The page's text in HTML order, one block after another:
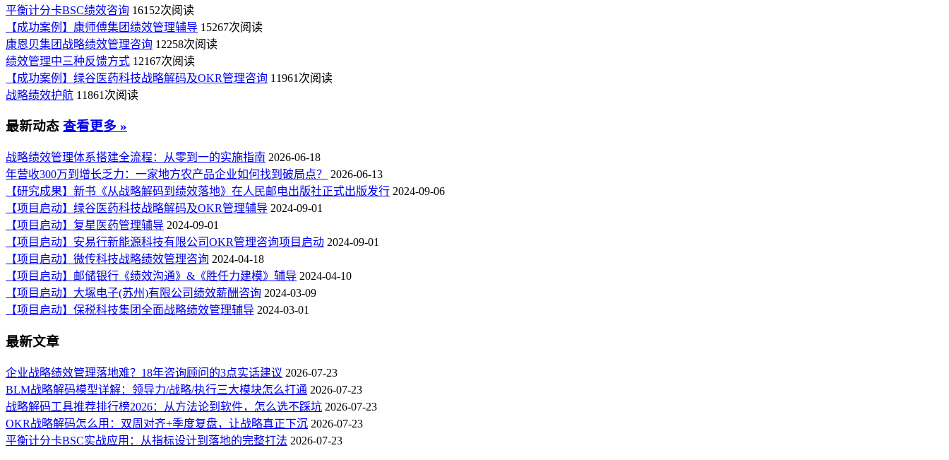
平衡计分卡BSC绩效咨询 16152次阅读
【成功案例】康师傅集团绩效管理辅导 15267次阅读
康恩贝集团战略绩效管理咨询 12258次阅读
绩效管理中三种反馈方式 12167次阅读
【成功案例】绿谷医药科技战略解码及OKR管理咨询 11961次阅读
战略绩效护航 11861次阅读
最新动态 查看更多 »
战略绩效管理体系搭建全流程：从零到一的实施指南 2026-06-18
年营收300万到增长乏力：一家地方农产品企业如何找到破局点？
2026-06-13
【研究成果】新书《从战略解码到绩效落地》在人民邮电出版社正式出版发行 2024-09-06
【项目启动】绿谷医药科技战略解码及OKR管理辅导 2024-09-01
【项目启动】复星医药管理辅导 2024-09-01
【项目启动】安易行新能源科技有限公司OKR管理咨询项目启动 2024-09-01
【项目启动】微传科技战略绩效管理咨询 2024-04-18
【项目启动】邮储银行《绩效沟通》&《胜任力建模》辅导 2024-04-10
【项目启动】大塚电子(苏州)有限公司绩效薪酬咨询 2024-03-09
【项目启动】保税科技集团全面战略绩效管理辅导 2024-03-01
最新文章
企业战略绩效管理落地难？18年咨询顾问的3点实话建议 2026-07-23
BLM战略解码模型详解：领导力/战略/执行三大模块怎么打通 2026-07-23
战略解码工具推荐排行榜2026：从方法论到软件，怎么选不踩坑 2026-07-23
OKR战略解码怎么用：双周对齐+季度复盘，让战略真正下沉 2026-07-23
平衡计分卡BSC实战应用：从指标设计到落地的完整打法 2026-07-23